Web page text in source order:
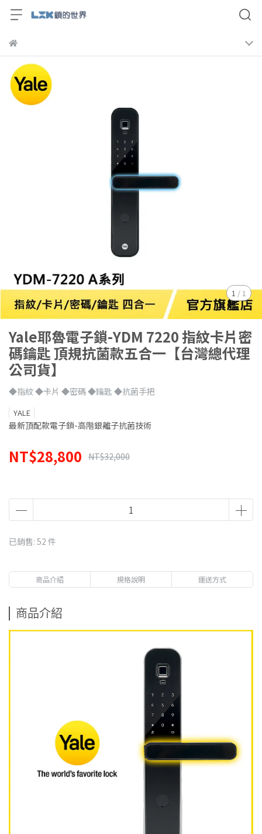
1 / 1
Yale耶魯電子鎖-YDM 7220 指紋卡片密
碼鑰匙 頂規抗菌款五合一【台灣總代理
公司貨】
◆指紋 ◆卡片 ◆密碼 ◆鑰匙 ◆抗菌手把
YALE
最新頂配款電子鎖-高階銀離子抗菌技術
NT$28,800 NT$32,000
已銷售: 52 件
商品介紹 規格說明 運送方式
商品介紹